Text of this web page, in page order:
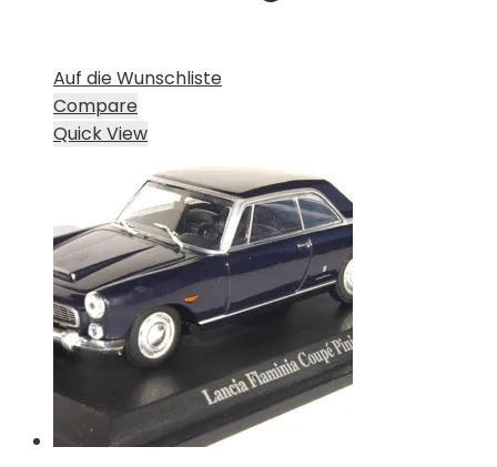
Auf die Wunschliste
Compare
Quick View